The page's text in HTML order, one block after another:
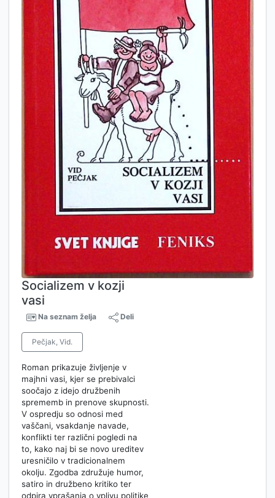
Socializem v kozji
vasi
Na seznam želja Deli
Pečjak, Vid.
Roman prikazuje življenje v
majhni vasi, kjer se prebivalci
soočajo z idejo družbenih
sprememb in prenove skupnosti.
V ospredju so odnosi med
vaščani, vsakdanje navade,
konflikti ter različni pogledi na
to, kako naj bi se novo ureditev
uresničilo v tradicionalnem
okolju. Zgodba združuje humor,
satiro in družbeno kritiko ter
odpira vprašanja o vplivu politike